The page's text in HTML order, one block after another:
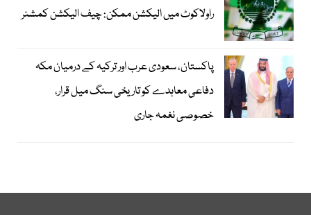
راولاکوٹ میں الیکشن ممکن: چیف الیکشن کمشنر
پاکستان، سعودی عرب اور ترکیہ کے درمیان مکہ
دفاعی معاہدے کو تاریخی سنگ میل قرار،
خصوصی نغمہ جاری